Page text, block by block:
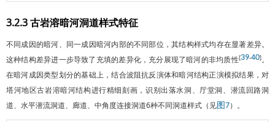
3.2.3 古岩溶暗河洞道样式特征
不同成因的暗河、同一成因暗河内部的不同部位，其结构样式均存在显著差异。
这种结构差异进一步导致了充填的差异化，充分展现了暗河的非均质性[39-40]。
在暗河成因类型划分的基础上，结合波阻抗反演体和暗河结构正演模拟结果，对
塔河地区古岩溶暗河结构进行精细刻画，识别出落水洞、厅堂洞、潜流回路洞
道、水平潜流洞道、廊道、中角度连接洞道6种不同洞道样式（见图7）。